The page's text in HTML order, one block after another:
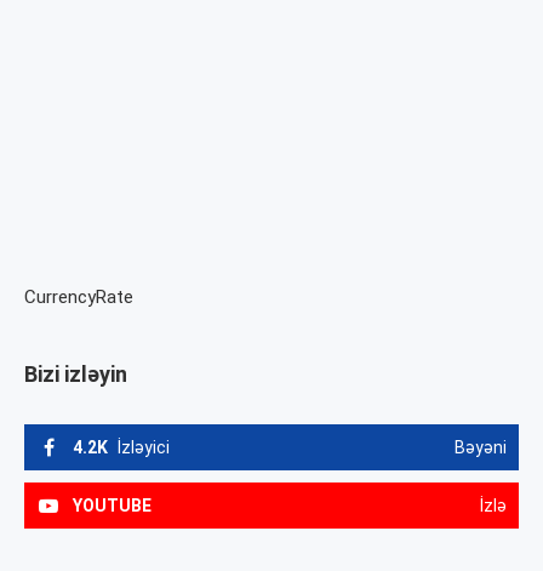
CurrencyRate
Bizi izləyin
4.2K İzləyici Bəyəni
YOUTUBE İzlə